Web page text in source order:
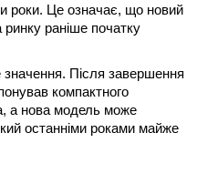
роки. Це означає, що новий
раніше початку
Після завершення
компактного
а нова модель може
останніми роками майже